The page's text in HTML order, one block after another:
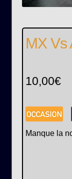
MX Vs
10,00€
Manque la